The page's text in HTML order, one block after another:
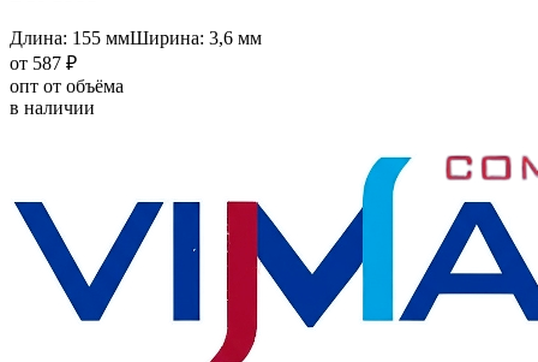
Длина: 155 ммШирина: 3,6 мм
от 587 ₽
опт от объёма
в наличии